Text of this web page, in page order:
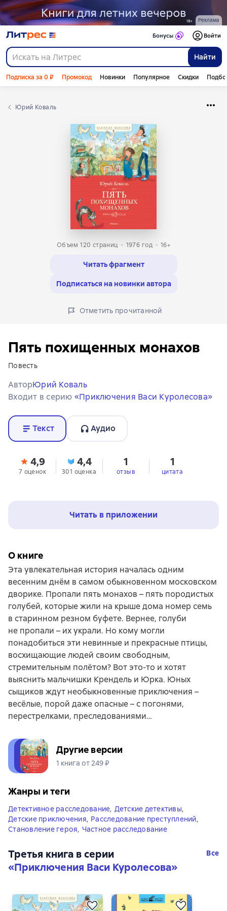
Реклама
Найти
Бонусы Войти
Подписка за 0 ₽ Промокод Новинки Популярное Скидки
Юрий Коваль
Объем 120 страниц 1976 год 16+
Читать фрагмент
Подписаться на новинки автора
Отметить прочитанной
Пять похищенных монахов
Повесть
АвторЮрий Коваль
Входит в серию «Приключения Васи Куролесова»
Текст Аудио
4,9
7 оценок
4,4
301 оценка
1
отзыв
1
цитата
Читать в приложении
О книге
Эта увлекательная история началась одним
весенним днём в самом обыкновенном московском
дворике. Пропали пять монахов – пять породистых
голубей, которые жили на крыше дома номер семь
в старинном резном буфете. Вернее, голуби
не пропали – их украли. Но кому могли
понадобиться эти невинные и прекрасные птицы,
восхищающие людей своим свободным,
стремительным полётом? Вот это-то и хотят
выяснить мальчишки Крендель и Юрка. Юных
сыщиков ждут необыкновенные приключения –
весёлые, порой даже опасные – с погонями,
перестрелками, преследованиями…
Другие версии
1 книга от 249 ₽
Жанры и теги
Детективное расследование, Детские детективы,
Детские приключения, Расследование преступлений,
Становление героя, Частное расследование
Третья книга в серии
«Приключения Васи Куролесова»
Все